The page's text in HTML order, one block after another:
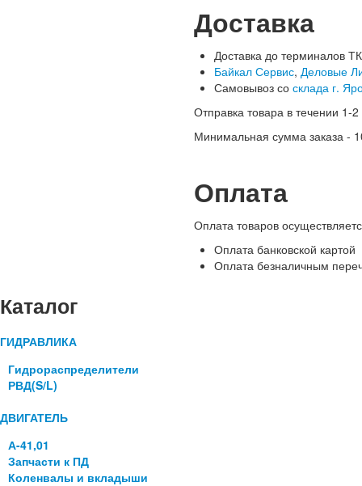
Доставка
Доставка до терминалов
Байкал Сервис, Деловые
Самовывоз со склада г.
Отправка товара в течении 1-
Минимальная сумма заказа -
Оплата
Оплата товаров
Оплата банковской картой
Оплата безналичным
Каталог
ГИДРАВЛИКА
Гидрораспределители
РВД(S/L)
ДВИГАТЕЛЬ
А-41,01
Запчасти к ПД
Коленвалы и вкладыши